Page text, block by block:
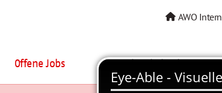
AWO Intern
Offene Jobs AWO als Arbeitgeber